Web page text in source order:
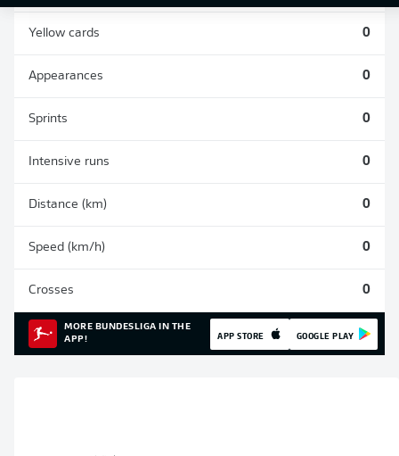
Yellow cards 0
Appearances 0
Sprints 0
Intensive runs 0
Distance (km) 0
Speed (km/h) 0
Crosses 0
MORE BUNDESLIGA IN THE
APP!
APP STORE GOOGLE PLAY